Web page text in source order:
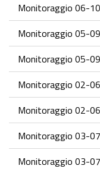
Monitoraggio 06-
Monitoraggio 05-
Monitoraggio 05-
Monitoraggio 02-
Monitoraggio 02-
Monitoraggio 03-
Monitoraggio 03-